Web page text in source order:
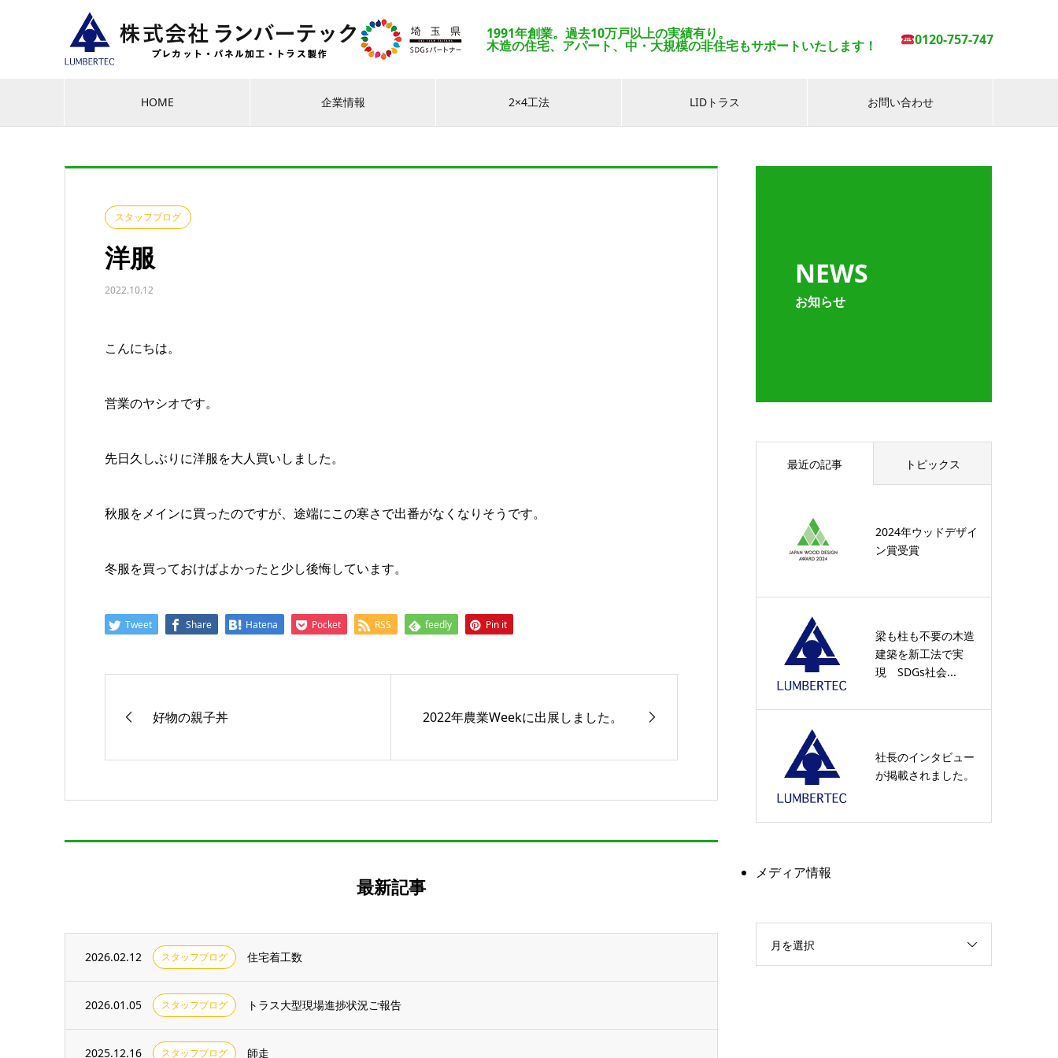
1991年創業。過去10万戸以上の実績有り。
木造の住宅、アパート、中・大規模の非住宅もサポートいたします！ 0120-757-747
HOME 企業情報 2×4工法 LIDトラス お問い合わせ
NEWS
お知らせ
スタッフブログ
洋服
2022.10.12
こんにちは。
営業のヤシオです。
先日久しぶりに洋服を大人買いしました。
秋服をメインに買ったのですが、途端にこの寒さで出番がなくなりそうです。
冬服を買っておけばよかったと少し後悔しています。
Tweet Share Hatena Pocket RSS feedly Pin it
好物の親子丼 2022年農業Weekに出展しました。
最新記事
2026.02.12 スタッフブログ 住宅着工数
2026.01.05 スタッフブログ トラス大型現場進捗状況ご報告
2025.12.16 スタッフブログ 師走
最近の記事 トピックス
2024年ウッドデザイ
ン賞受賞
梁も柱も不要の木造
建築を新工法で実
現 SDGs社会...
社長のインタビュー
が掲載されました。
メディア情報
月を選択